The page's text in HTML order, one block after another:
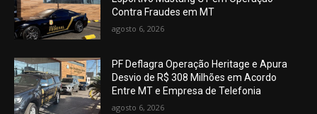
Contra Fraudes em MT
agosto 6, 2026
PF Deflagra Operação Heritage e Apura
Desvio de R$ 308 Milhões em Acordo
Entre MT e Empresa de Telefonia
agosto 6, 2026